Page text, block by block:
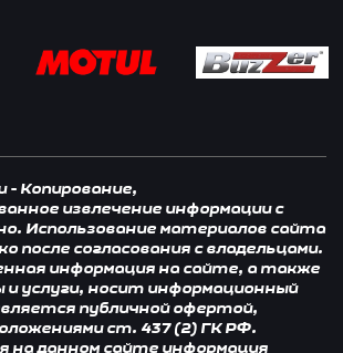
- Копирование,
извлечение информации с
Использование материалов сайта
после согласования с владельцами.
информация на сайте, а также
услуги, носит информационный
публичной офертой,
ст. 437 (2) ГК РФ.
на данном сайте информация